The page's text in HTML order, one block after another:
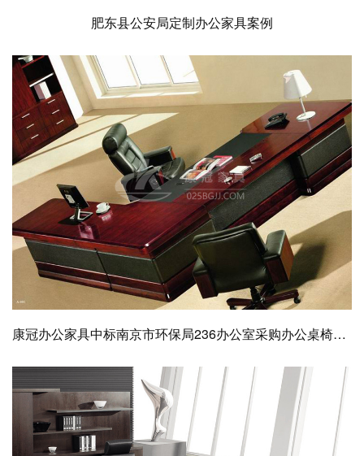
肥东县公安局定制办公家具案例
康冠办公家具中标南京市环保局236办公室采购办公桌椅项目